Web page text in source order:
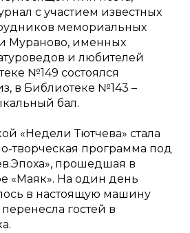
с участием известных
мемориальных
Мураново, именных
и любителей
№149 состоялся
в Библиотеке №143 –
бал.
«Недели Тютчева» стала
творческая программа под
прошедшая в
«Маяк». На один день
в настоящую машину
гостей в